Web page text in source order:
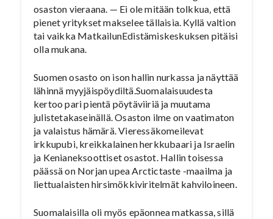
osaston vieraana. — Ei ole mitään tolkkua, että
pienet yritykset makselee tällaisia. Kyllä valtion
tai vaikka MatkailunEdistämiskeskuksen pitäisi
olla mukana.
Suomen osasto on ison hallin nurkassa ja näyttää
lähinnä myyjäispöydiltä.Suomalaisuudesta
kertoo pari pientä pöytäviiriä ja muutama
julistetakaseinällä. Osaston ilme on vaatimaton
ja valaistus hämärä. Vieressäkomeilevat
irkkupubi, kreikkalainen herkkubaari ja Israelin
ja Kenianeksoottiset osastot. Hallin toisessa
päässä on Norjan upea Arctictaste -maailma ja
liettualaisten hirsimökkiviritelmät kahviloineen.
Suomalaisilla oli myös epäonnea matkassa, sillä